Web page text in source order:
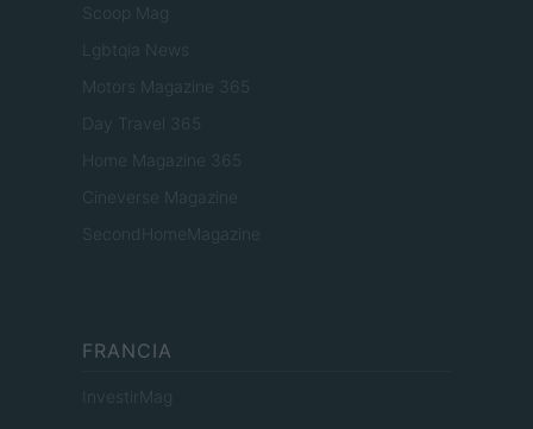
Scoop Mag
Lgbtqia News
Motors Magazine 365
Day Travel 365
Home Magazine 365
Cineverse Magazine
SecondHomeMagazine
FRANCIA
InvestirMag